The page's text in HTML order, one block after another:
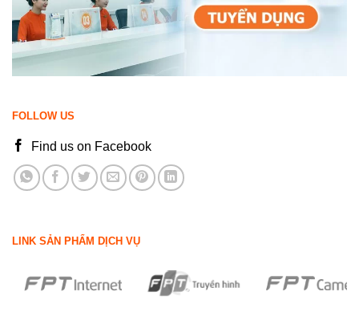
FOLLOW US
Find us on Facebook
LINK SẢN PHẨM DỊCH VỤ